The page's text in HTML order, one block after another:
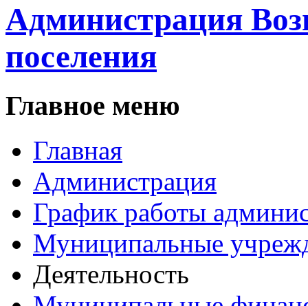
Администрация
поселения
Главное меню
Главная
Администрация
График работы
Муниципальные
Деятельность